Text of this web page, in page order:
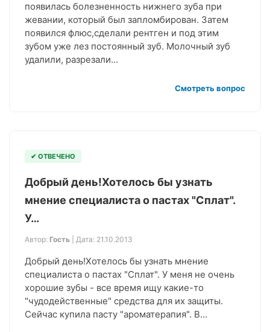
появилась болезненность нижнего зуба при
жевании, который был запломбирован. Затем
появился флюс,сделали рентген и под этим
зубом уже лез постоянный зуб. Молочный зуб
удалили, разрезали…
Смотреть вопрос
✔ ОТВЕЧЕНО
Добрый день!Хотелось бы узнать
мнение специалиста о пастах "Сплат".
У…
Автор: Гость | Дата: 21.10.2013
Добрый день!Хотелось бы узнать мнение
специалиста о пастах "Сплат". У меня не очень
хорошие зубы - все время ищу какие-то
"чудодейственные" средства для их защиты.
Сейчас купила пасту "ароматерапия". В…